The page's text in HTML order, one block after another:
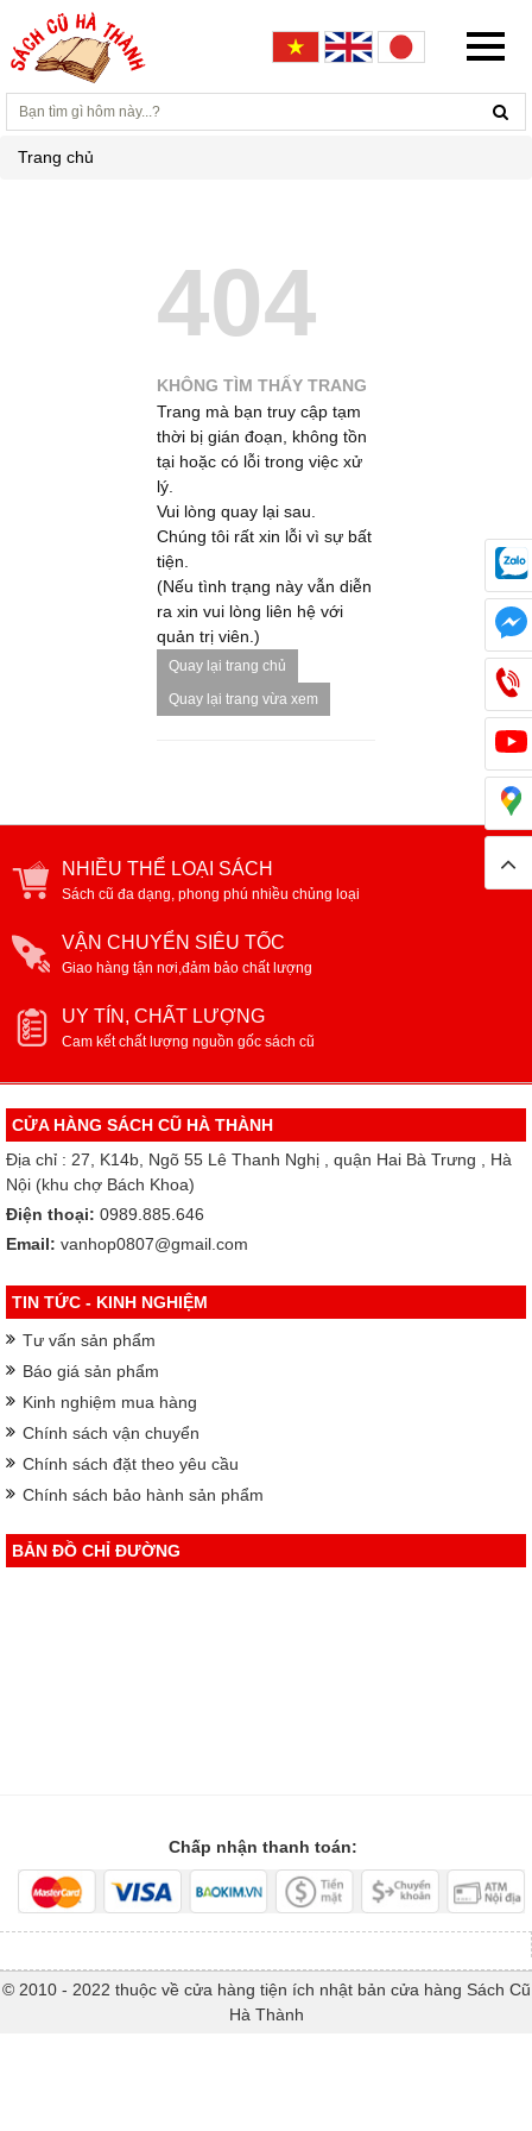
Trang chủ
404
KHÔNG TÌM THẤY TRANG
Trang mà bạn truy cập tạm
thời bị gián đoạn, không tồn
tại hoặc có lỗi trong việc xử
lý.
Vui lòng quay lại sau.
Chúng tôi rất xin lỗi vì sự bất
tiện.
(Nếu tình trạng này vẫn diễn
ra xin vui lòng liên hệ với
quản trị viên.)
Quay lại trang chủ
Quay lại trang vừa xem
NHIỀU THỂ LOẠI SÁCH
Sách cũ đa dạng, phong phú nhiều chủng loại
VẬN CHUYỂN SIÊU TỐC
Giao hàng tận nơi,đảm bảo chất lượng
UY TÍN, CHẤT LƯỢNG
Cam kết chất lượng nguồn gốc sách cũ
CỬA HÀNG SÁCH CŨ HÀ THÀNH
Địa chỉ : 27, K14b, Ngõ 55 Lê Thanh Nghị , quận Hai Bà Trưng , Hà
Nội (khu chợ Bách Khoa)
Điện thoại: 0989.885.646
Email: vanhop0807@gmail.com
TIN TỨC - KINH NGHIỆM
Tư vấn sản phẩm
Báo giá sản phẩm
Kinh nghiệm mua hàng
Chính sách vận chuyển
Chính sách đặt theo yêu cầu
Chính sách bảo hành sản phẩm
BẢN ĐỒ CHỈ ĐƯỜNG
Chấp nhận thanh toán:
© 2010 - 2022 thuộc về cửa hàng tiện ích nhật bản cửa hàng Sách Cũ
Hà Thành